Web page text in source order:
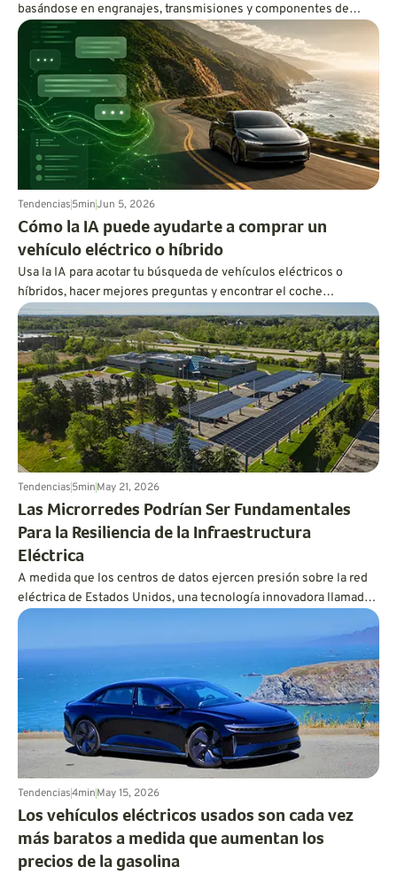
basándose en engranajes, transmisiones y componentes de
tracción a las cuatro ruedas. Hoy en día, aproximadamente el 60
por ciento de su plantilla de ingeniería de sistemas de
propulsión trabaja en software, utilizando código, inteligencia
artificial y gemelos digitales para mejorar el rendimiento de los
vehículos eléctricos e híbridos.
Tendencias5minJun 5, 2026
Cómo la IA puede ayudarte a comprar un
vehículo eléctrico o híbrido
Usa la IA para acotar tu búsqueda de vehículos eléctricos o
híbridos, hacer mejores preguntas y encontrar el coche
ecológico que se adapte a tu estilo de vida antes de ir al
concesionario.
Tendencias5minMay 21, 2026
Las Microrredes Podrían Ser Fundamentales
Para la Resiliencia de la Infraestructura
Eléctrica
A medida que los centros de datos ejercen presión sobre la red
eléctrica de Estados Unidos, una tecnología innovadora llamada
microrred podría mantener los vehículos eléctricos cargados y
Tendencias4minMay 15, 2026
Los vehículos eléctricos usados son cada vez
más baratos a medida que aumentan los
precios de la gasolina